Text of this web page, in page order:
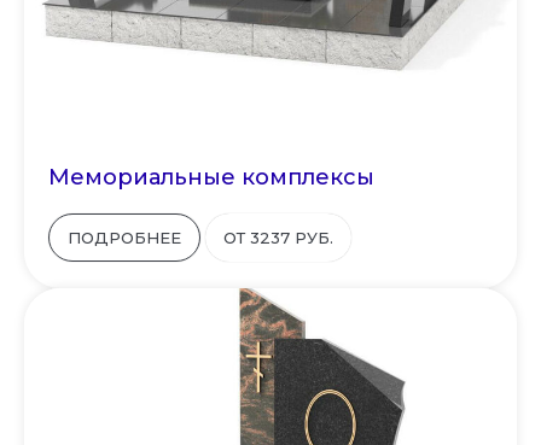
Мемориальные комплексы
ПОДРОБНЕЕ ОТ 3237 РУБ.